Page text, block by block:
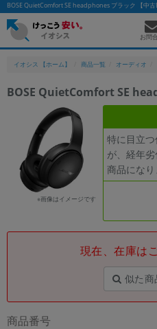
BOSE QuietComfort SE headphones ブラック 【中
お問
イオシス 【ホーム】 商品一覧 オーディオ
BOSE QuietComfort SE
※画像はイメージです
特に目立
が、経年
商品になり
現在、在庫は
似た商
商品番号
かんたんパソコン検
フリーワード
除外ワード
カテゴリー
商品ジャンルの絞り込み
「スマートフォン」「タブレット」など